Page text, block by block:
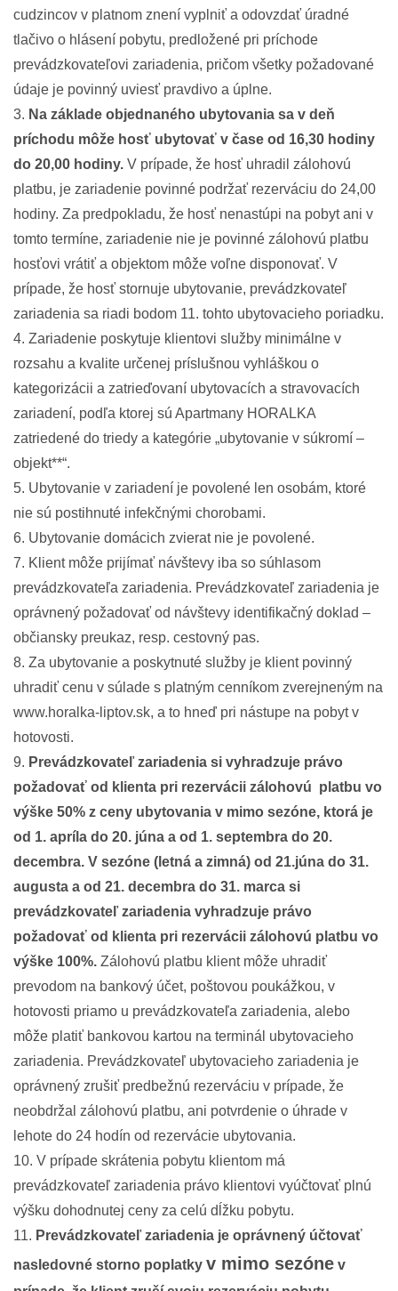
cudzincov v platnom znení vyplniť a odovzdať úradné
tlačivo o hlásení pobytu, predložené pri príchode
prevádzkovateľovi zariadenia, pričom všetky požadované
údaje je povinný uviesť pravdivo a úplne.
3. Na základe objednaného ubytovania sa v deň
príchodu môže hosť ubytovať v čase od 16,30 hodiny
do 20,00 hodiny. V prípade, že hosť uhradil zálohovú
platbu, je zariadenie povinné podržať rezerváciu do 24,00
hodiny. Za predpokladu, že hosť nenastúpi na pobyt ani v
tomto termíne, zariadenie nie je povinné zálohovú platbu
hosťovi vrátiť a objektom môže voľne disponovať. V
prípade, že hosť stornuje ubytovanie, prevádzkovateľ
zariadenia sa riadi bodom 11. tohto ubytovacieho poriadku.
4. Zariadenie poskytuje klientovi služby minimálne v
rozsahu a kvalite určenej príslušnou vyhláškou o
kategorizácii a zatrieďovaní ubytovacích a stravovacích
zariadení, podľa ktorej sú Apartmany HORALKA
zatriedené do triedy a kategórie „ubytovanie v súkromí –
objekt**“.
5. Ubytovanie v zariadení je povolené len osobám, ktoré
nie sú postihnuté infekčnými chorobami.
6. Ubytovanie domácich zvierat nie je povolené.
7. Klient môže prijímať návštevy iba so súhlasom
prevádzkovateľa zariadenia. Prevádzkovateľ zariadenia je
oprávnený požadovať od návštevy identifikačný doklad –
občiansky preukaz, resp. cestovný pas.
8. Za ubytovanie a poskytnuté služby je klient povinný
uhradiť cenu v súlade s platným cenníkom zverejneným na
www.horalka-liptov.sk, a to hneď pri nástupe na pobyt v
hotovosti.
9. Prevádzkovateľ zariadenia si vyhradzuje právo
požadovať od klienta pri rezervácii zálohovú platbu vo
výške 50% z ceny ubytovania v mimo sezóne, ktorá je
od 1. apríla do 20. júna a od 1. septembra do 20.
decembra. V sezóne (letná a zimná) od 21.júna do 31.
augusta a od 21. decembra do 31. marca si
prevádzkovateľ zariadenia vyhradzuje právo
požadovať od klienta pri rezervácii zálohovú platbu vo
výške 100%. Zálohovú platbu klient môže uhradiť
prevodom na bankový účet, poštovou poukážkou, v
hotovosti priamo u prevádzkovateľa zariadenia, alebo
môže platiť bankovou kartou na terminál ubytovacieho
zariadenia. Prevádzkovateľ ubytovacieho zariadenia je
oprávnený zrušiť predbežnú rezerváciu v prípade, že
neobdržal zálohovú platbu, ani potvrdenie o úhrade v
lehote do 24 hodín od rezervácie ubytovania.
10. V prípade skrátenia pobytu klientom má
prevádzkovateľ zariadenia právo klientovi vyúčtovať plnú
výšku dohodnutej ceny za celú dĺžku pobytu.
11. Prevádzkovateľ zariadenia je oprávnený účtovať
nasledovné storno poplatky v mimo sezóne v